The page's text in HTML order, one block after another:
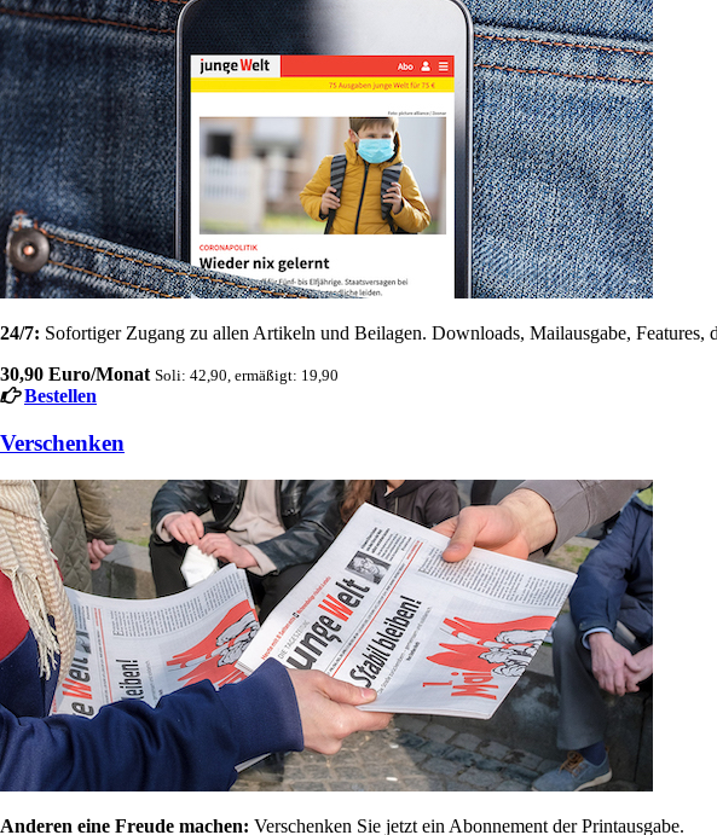
24/7: Sofortiger Zugang zu allen Artikeln und Beilagen. Downloads, Mailausgabe, Features,
30,90 Euro/Monat Soli: 42,90, ermäßigt: 19,90
Bestellen
Verschenken
Anderen eine Freude machen: Verschenken Sie jetzt ein Abonnement der Printausgabe.